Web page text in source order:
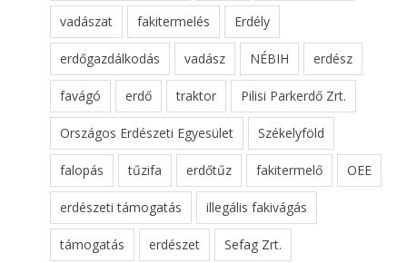
vadászat fakitermelés Erdély
erdőgazdálkodás vadász NÉBIH erdész
favágó erdő traktor Pilisi Parkerdő Zrt.
Országos Erdészeti Egyesület Székelyföld
falopás tűzifa erdőtűz fakitermelő OEE
erdészeti támogatás illegális fakivágás
támogatás erdészet Sefag Zrt.